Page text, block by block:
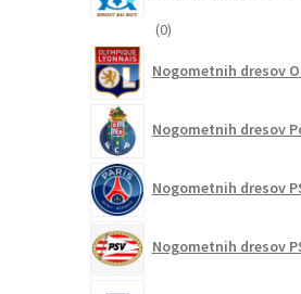
00
Nogometnih dresov
Nogometnih dresov
Nogometnih dresov
Nogometnih dresov